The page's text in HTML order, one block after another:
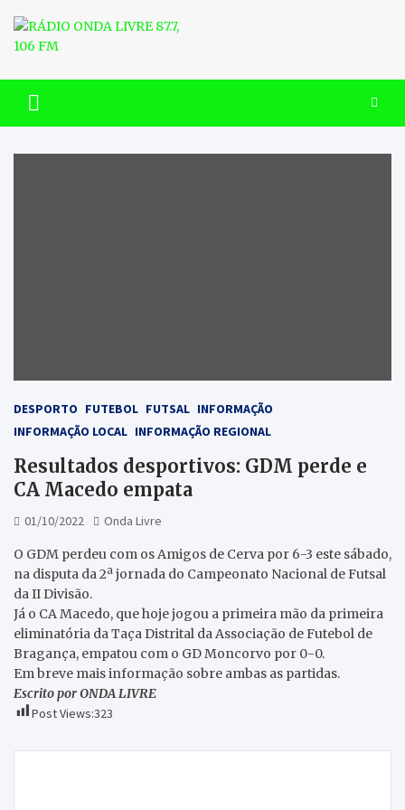
content
RÁDIO ONDA LIVRE 87.7, 106
FM
DESPORTO FUTEBOL FUTSAL INFORMAÇÃO
INFORMAÇÃO LOCAL INFORMAÇÃO REGIONAL
Resultados desportivos: GDM perde e
CA Macedo empata
01/10/2022 Onda Livre
O GDM perdeu com os Amigos de Cerva por 6-3 este sábado,
na disputa da 2ª jornada do Campeonato Nacional de Futsal
da II Divisão.
Já o CA Macedo, que hoje jogou a primeira mão da primeira
eliminatória da Taça Distrital da Associação de Futebol de
Bragança, empatou com o GD Moncorvo por 0-0.
Em breve mais informação sobre ambas as partidas.
Escrito por ONDA LIVRE
Post Views:323